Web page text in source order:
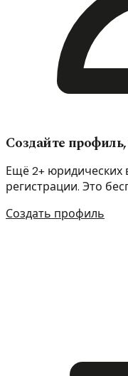
Создайте
Ещё 2+ юридических
регистрации. Это
Создать профиль